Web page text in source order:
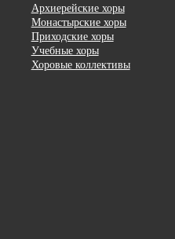
Архиерейские хоры
Монастырские хоры
Приходские хоры
Учебные хоры
Хоровые коллективы